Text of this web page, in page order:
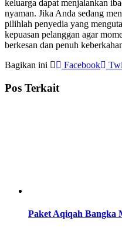
keluarga dapat menjalankan
nyaman. Jika Anda sedang
pilihlah penyedia yang
kepuasan pelanggan agar
berkesan dan penuh
Bagikan ini
Facebook
Pos Terkait
Paket Aqiqah Bangka